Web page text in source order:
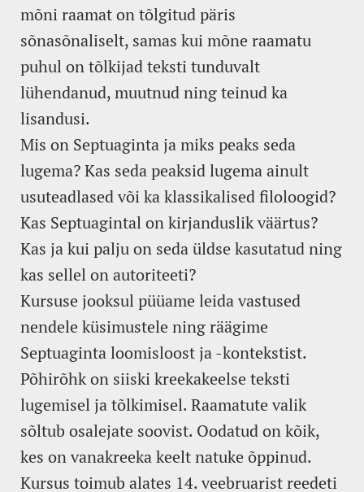
mõni raamat on tõlgitud päris
sõnasõnaliselt, samas kui mõne raamatu
puhul on tõlkijad teksti tunduvalt
lühendanud, muutnud ning teinud ka
lisandusi.
Mis on Septuaginta ja miks peaks seda
lugema? Kas seda peaksid lugema ainult
usuteadlased või ka klassikalised filoloogid?
Kas Septuagintal on kirjanduslik väärtus?
Kas ja kui palju on seda üldse kasutatud ning
kas sellel on autoriteeti?
Kursuse jooksul püüame leida vastused
nendele küsimustele ning räägime
Septuaginta loomisloost ja -kontekstist.
Põhirõhk on siiski kreekakeelse teksti
lugemisel ja tõlkimisel. Raamatute valik
sõltub osalejate soovist. Oodatud on kõik,
kes on vanakreeka keelt natuke õppinud.
Kursus toimub alates 14. veebruarist reedeti